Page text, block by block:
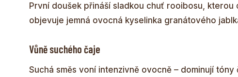
První doušek přináší sladkou chuť rooibosu,
objevuje jemná ovocná kyselinka granátového
Vůně suchého čaje
Suchá směs voní intenzivně ovocně – dominují